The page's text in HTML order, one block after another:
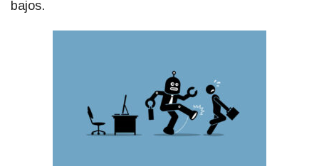
bajos.